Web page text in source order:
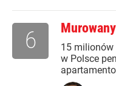
15 milionów
w Polsce
6